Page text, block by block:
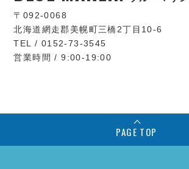
〒092-0068
北海道網走郡美幌町三橋2丁目10-6
TEL / 0152-73-3545
営業時間 / 9:00-19:00
PAGE TOP